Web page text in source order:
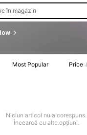
în magazin
Most Popular Price
Niciun articol nu a corespuns.
Încearcă cu alte opțiuni.